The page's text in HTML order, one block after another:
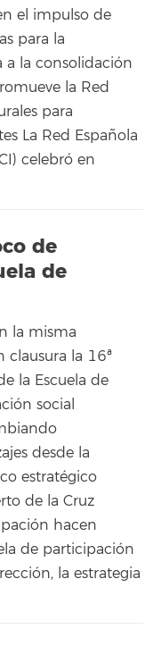
el impulso de
para la
a la consolidación
la Red
para
La Red Española
celebró en
de
de
la misma
clausura la 16ª
la Escuela de
social
desde la
estratégico
de la Cruz
hacen
de participación
la estrategia